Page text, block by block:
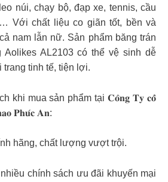
núi, chạy bộ, đạp xe, tennis, cầu
Với chất liệu co giãn tốt, bền và
nam lẫn nữ. Sản phẩm băng trán
Aolikes AL2103 có thể vệ sinh dễ
tinh tế, tiện lợi.
khi mua sản phẩm tại 𝐂𝐨̂𝐧𝐠 𝐓𝐲 𝐜𝐨̂̉
𝐏𝐡𝐮́𝐜 𝐀𝐧:
hãng, chất lượng vượt trội.
chính sách ưu đãi khuyến mại